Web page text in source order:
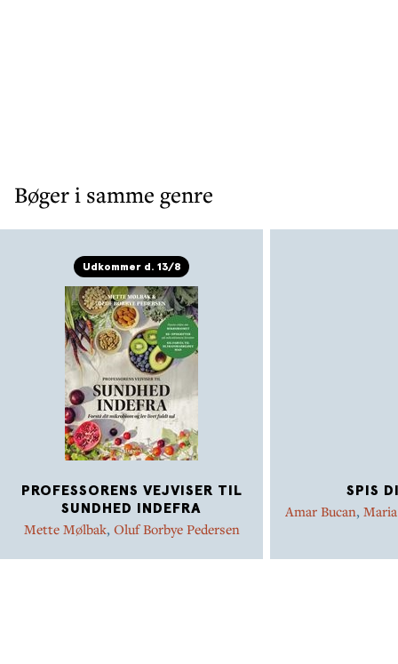
Bøger i samme genre
Udkommer d. 13/8
PROFESSORENS VEJVISER TIL
SUNDHED INDEFRA
Mette Mølbak, Oluf Borbye Pedersen
SPIS
Amar Bucan,